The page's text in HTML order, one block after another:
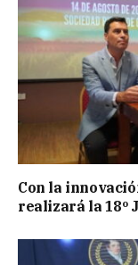
Con la
realizará la 18º